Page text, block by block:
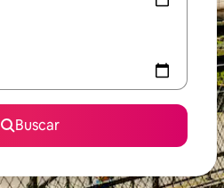
Buscar